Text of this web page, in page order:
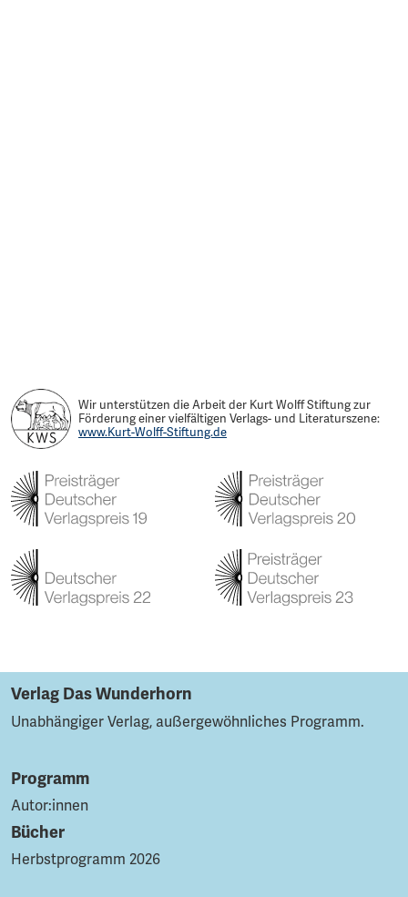
Wir unterstützen die Arbeit der Kurt Wolff Stiftung zur
Förderung einer vielfältigen Verlags- und Literaturszene:
www.Kurt-Wolff-Stiftung.de
Verlag Das Wunderhorn
Unabhängiger Verlag, außergewöhnliches Programm.
Programm
Autor:innen
Bücher
Herbstprogramm 2026